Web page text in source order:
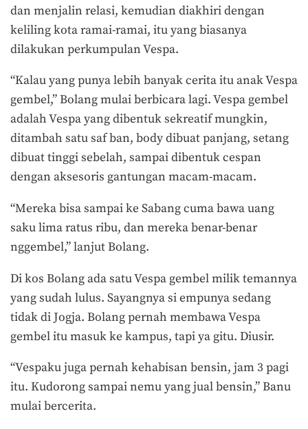
dan menjalin relasi, kemudian diakhiri dengan
keliling kota ramai-ramai, itu yang biasanya
dilakukan perkumpulan Vespa.
“Kalau yang punya lebih banyak cerita itu anak Vespa
gembel,” Bolang mulai berbicara lagi. Vespa gembel
adalah Vespa yang dibentuk sekreatif mungkin,
ditambah satu saf ban, body dibuat panjang, setang
dibuat tinggi sebelah, sampai dibentuk cespan
dengan aksesoris gantungan macam-macam.
“Mereka bisa sampai ke Sabang cuma bawa uang
saku lima ratus ribu, dan mereka benar-benar
nggembel,” lanjut Bolang.
Di kos Bolang ada satu Vespa gembel milik temannya
yang sudah lulus. Sayangnya si empunya sedang
tidak di Jogja. Bolang pernah membawa Vespa
gembel itu masuk ke kampus, tapi ya gitu. Diusir.
“Vespaku juga pernah kehabisan bensin, jam 3 pagi
itu. Kudorong sampai nemu yang jual bensin,” Banu
mulai bercerita.